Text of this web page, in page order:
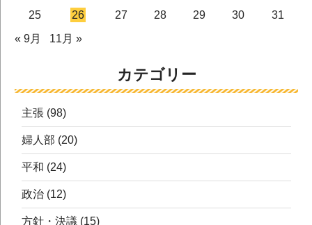
25
26 27 28 29 30
31
« 9月
11月 »
カテゴリー
主張 (98)
婦人部 (20)
平和 (24)
政治 (12)
方針・決議 (15)